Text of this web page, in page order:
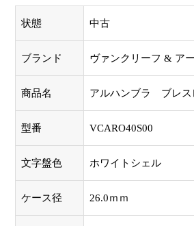
状態 中古
ブランド ヴァンクリーフ & ア
商品名 アルハンブラ ブレ
型番 VCARO40S00
文字盤色 ホワイトシェル
ケース径 26.0ｍｍ